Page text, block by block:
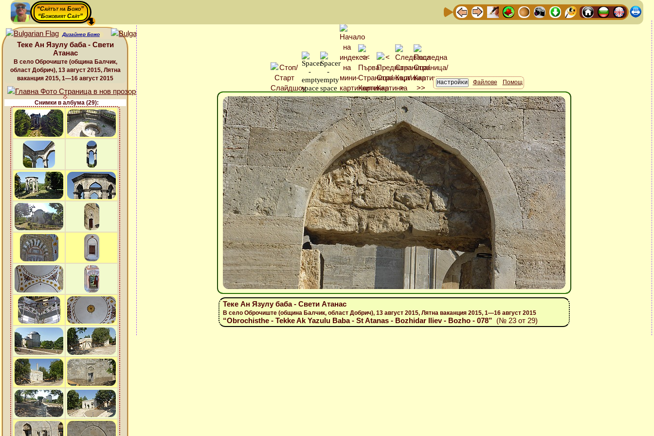
“Сайтът на Божо”
“Божовият Сайт”
Дизайнер Божо
Теке Ан Язулу баба - Свети
Атанас
В село Оброчиште (община Балчик,
област Добрич), 13 август 2015, Лятна
ваканция 2015, 1—16 август 2015
Снимки в албума (29):
Файлове Помощ
Теке Ан Язулу баба - Свети Атанас
В село Оброчиште (община Балчик, област Добрич), 13 август 2015, Лятна ваканция 2015, 1—16 август 2015
“Obrochisthe - Tekke Ak Yazulu Baba - St Atanas - Bozhidar Iliev - Bozho - 078” (№ 23 от 29)